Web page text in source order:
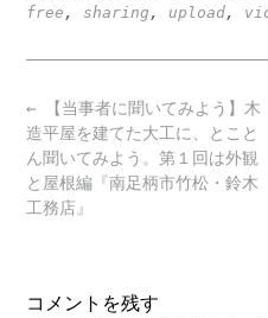
free , sharing , upload,
Post
navigation
← 【当事者に聞いてみよう】木
造平屋を建てた大工に、とこと
ん聞いてみよう。第１回は外観
と屋根編『南足柄市竹松・鈴木
工務店』
コメントを残す